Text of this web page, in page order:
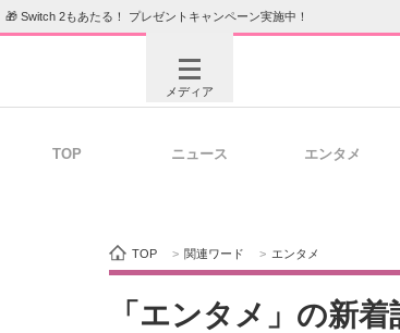
🎁 Switch 2もあたる！ プレゼントキャンペーン実施中！
メディア
ビジネスと働き方のヒント
TOP ニュース エンタメ
TOP > 関連ワード > エンタメ
「エンタメ」の新